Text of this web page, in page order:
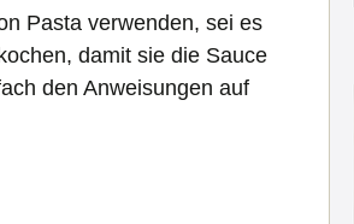
Pasta verwenden, sei es
damit sie die Sauce
den Anweisungen auf